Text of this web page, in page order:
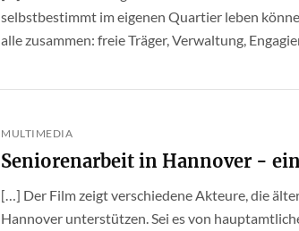
selbstbestimmt im eigenen Quartier leben
alle zusammen: freie Träger, Verwaltung,
MULTIMEDIA
Seniorenarbeit in Hannover -
[…] Der Film zeigt verschiedene Akteure, die
Hannover unterstützen. Sei es von